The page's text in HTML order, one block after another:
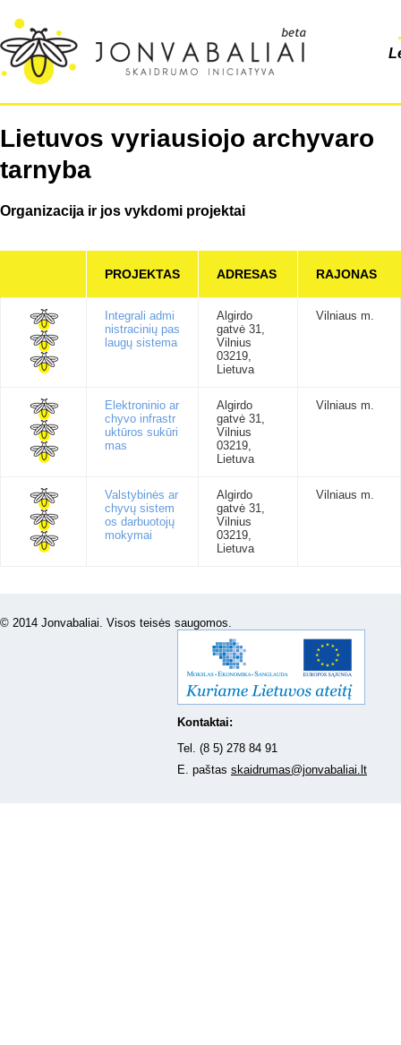
Lietuvos vyriausiojo archyvaro
tarnyba
Organizacija ir jos vykdomi projektai
PROJEKTAS ADRESAS RAJONAS
Integrali admi
nistracinių pas
laugų sistema
Algirdo
gatvė 31,
Vilnius
03219,
Lietuva
Vilniaus m.
Elektroninio ar
chyvo infrastr
uktūros sukūri
mas
Algirdo
gatvė 31,
Vilnius
03219,
Lietuva
Vilniaus m.
Valstybinės ar
chyvų sistem
os darbuotojų
mokymai
Algirdo
gatvė 31,
Vilnius
03219,
Lietuva
Vilniaus m.
© 2014 Jonvabaliai. Visos teisės saugomos.
Kontaktai:
Tel. (8 5) 278 84 91
E. paštas skaidrumas@jonvabaliai.lt